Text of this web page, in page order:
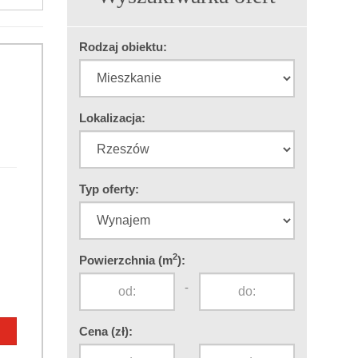
Rodzaj obiektu:
Lokalizacja:
Typ oferty:
Powierzchnia (m2):
-
Cena (zł):